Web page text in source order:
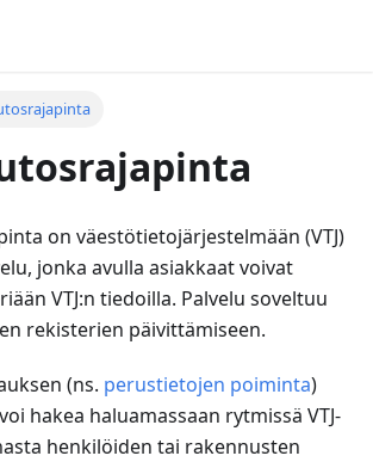
on väestötietojärjestelmään (VTJ)
jonka avulla asiakkaat voivat
VTJ:n tiedoilla. Palvelu soveltuu
rekisterien päivittämiseen.
(ns. perustietojen poiminta)
hakea haluamassaan rytmissä VTJ-
henkilöiden tai rakennusten